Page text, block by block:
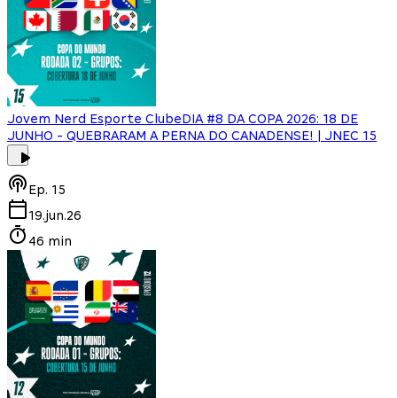
Jovem Nerd Esporte ClubeDIA #8 DA COPA 2026: 18 DE
JUNHO - QUEBRARAM A PERNA DO CANADENSE! | JNEC 15
Ep. 15
19.jun.26
46 min